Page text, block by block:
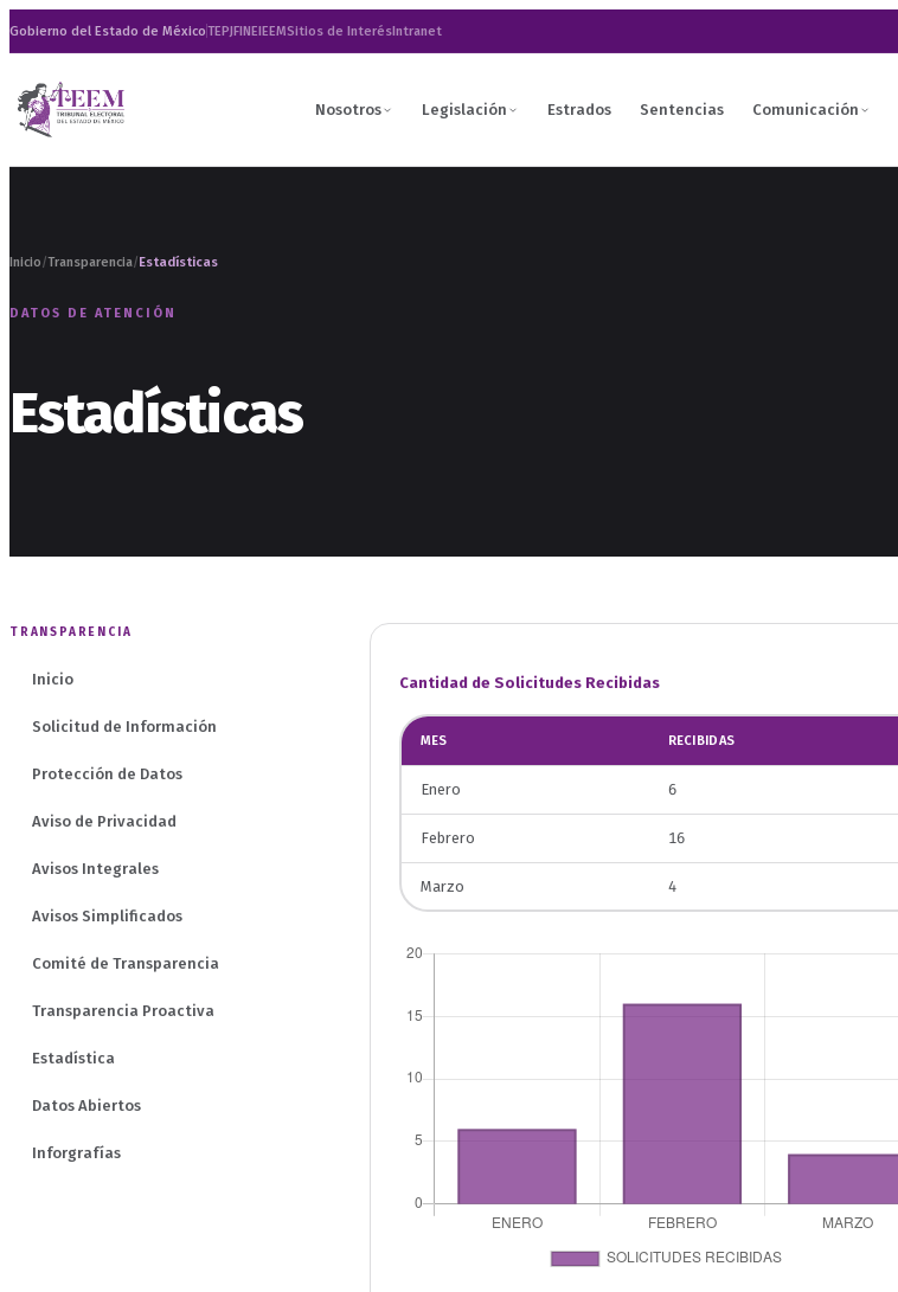
Gobierno del Estado de MéxicoTEPJFINEIEEMSitios de InterésIntranet
Nosotros Legislación Estrados Sentencias Comunicación
Inicio/Transparencia/Estadísticas
DATOS DE ATENCIÓN
Estadísticas
TRANSPARENCIA
Inicio
Solicitud de Información
Protección de Datos
Aviso de Privacidad
Avisos Integrales
Avisos Simplificados
Comité de Transparencia
Transparencia Proactiva
Estadística
Datos Abiertos
Inforgrafías
Cantidad de Solicitudes Recibidas
MES RECIBIDAS
Enero 6
Febrero 16
Marzo 4